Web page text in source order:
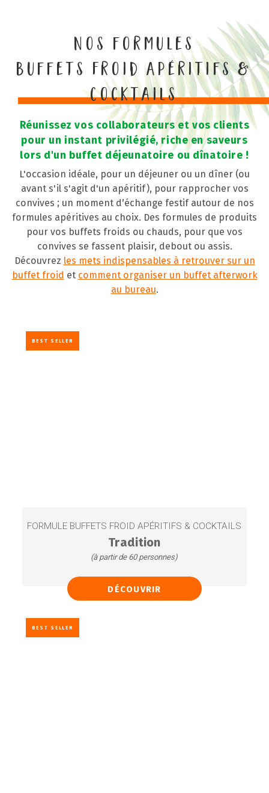
Nos formules
Buffets Froid Apéritifs &
Cocktails
Réunissez vos collaborateurs et vos clients
pour un instant privilégié, riche en saveurs
lors d'un buffet déjeunatoire ou dînatoire !
L'occasion idéale, pour un déjeuner ou un dîner (ou
avant s'il s'agit d'un apéritif), pour rapprocher vos
convives ; un moment d’échange festif autour de nos
formules apéritives au choix. Des formules de produits
pour vos buffets froids ou chauds, pour que vos
convives se fassent plaisir, debout ou assis.
Découvrez les mets indispensables à retrouver sur un
buffet froid et comment organiser un buffet afterwork
au bureau.
BEST SELLER
FORMULE BUFFETS FROID APÉRITIFS & COCKTAILS
Tradition
(à partir de 60 personnes)
Mini croques jambon fromage
Mini quiches
Biscuits moelleux (x32)
DÉCOUVRIR
BEST SELLER